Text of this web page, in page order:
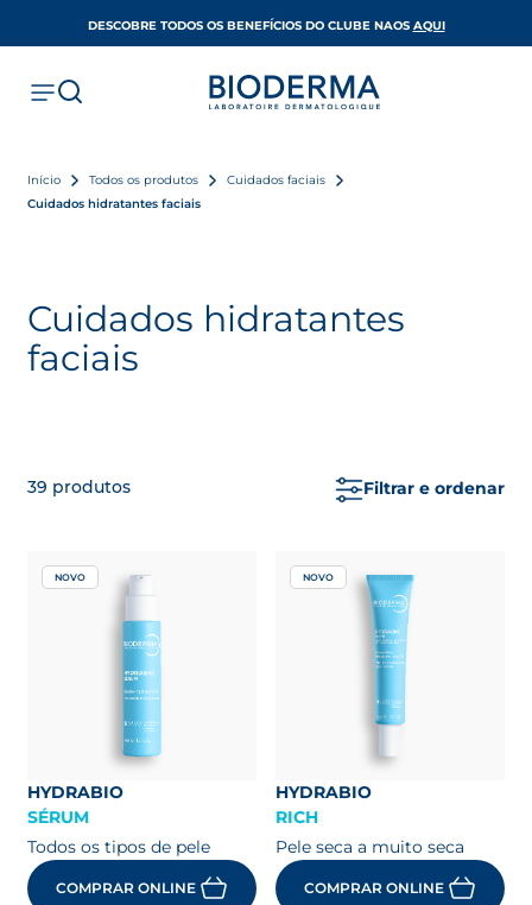
DESCOBRE TODOS OS BENEFÍCIOS DO CLUBE NAOS AQUIOPENS IN A
Início Todos os produtos
Cuidados faciais
Cuidados hidratantes faciais
Cuidados hidratantes
faciais
39 produtos Filtrar e ordenar
NOVO
HYDRABIO
SÉRUM
Todos os tipos de pele
COMPRAR ONLINE
NOVO
HYDRABIO
RICH
Pele seca a muito seca
COMPRAR ONLINE